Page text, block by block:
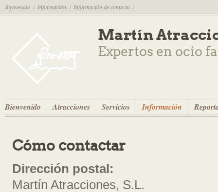
Bienvenido / Información / Información de contacto /
Martín
Expertos en ocio
Bienvenido Atracciones Servicios Información
Cómo contactar
Dirección postal:
Martín Atracciones, S.L.